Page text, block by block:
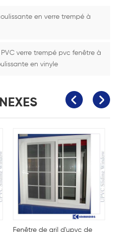
en verre trempé à
verre trempé pvc fenêtre à
en vinyle
Fenêtre de gril d'upvc de